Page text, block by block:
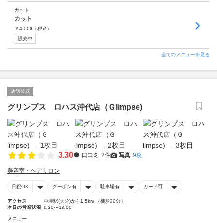
カット
カット
￥4,000 （税込）
販売中
全てのメニューを見る
店舗公式
グリンプス ロハス沖代店（Ｇlimpse)
3.30 口コミ 2件 写真 9枚
美容室・ヘアサロン
日祝OK クーポン有 駐車場有 カード可
アクセス
中津駅(大分)から1.5km （徒歩20分）
本日の営業状況 9:30〜18:00
メニュー